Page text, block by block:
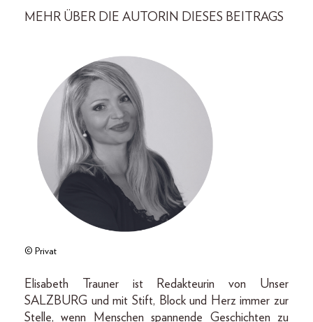
MEHR ÜBER DIE AUTORIN DIESES BEITRAGS
© Privat
Elisabeth Trauner ist Redakteurin von Unser
SALZBURG und mit Stift, Block und Herz immer zur
Stelle, wenn Menschen spannende Geschichten zu